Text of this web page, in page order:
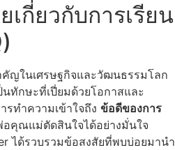
กี่ยวกับการเรียน
ญในเศรษฐกิจและวัฒนธรรมโลก
นทักษะที่เปี่ยมด้วยโอกาสและ
ทำความเข้าใจถึง ข้อดีของการ
คุณแม่ตัดสินใจได้อย่างมั่นใจ
ได้รวบรวมข้อสงสัยที่พบบ่อยมานำ